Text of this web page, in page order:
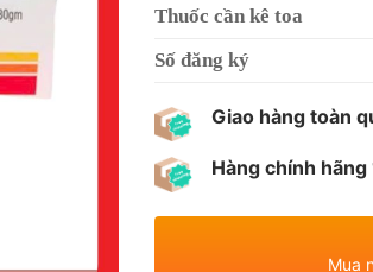
Thuốc cần kê toa
Số đăng ký
Giao hàng toàn
Hàng chính hãng
Mua